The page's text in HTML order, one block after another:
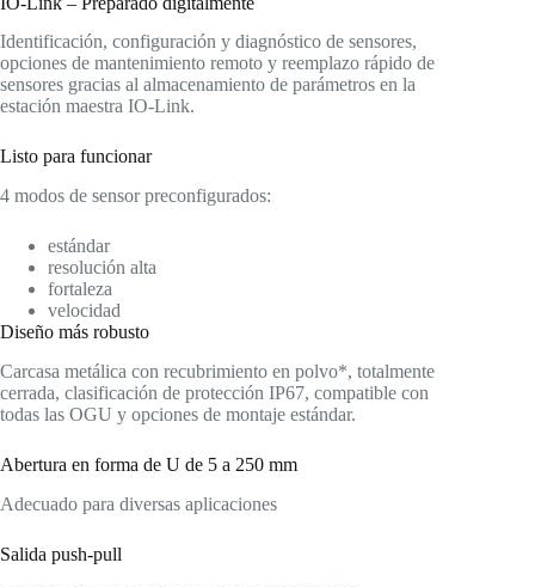
Identificación, configuración y diagnóstico de sensores,
opciones de mantenimiento remoto y reemplazo rápido de
sensores gracias al almacenamiento de parámetros en la
estación maestra IO-Link.
Listo para funcionar
4 modos de sensor preconfigurados:
estándar
resolución alta
fortaleza
velocidad
Diseño más robusto
Carcasa metálica con recubrimiento en polvo*, totalmente
cerrada, clasificación de protección IP67, compatible con
todas las OGU y opciones de montaje estándar.
Abertura en forma de U de 5 a 250 mm
Adecuado para diversas aplicaciones
Salida push-pull